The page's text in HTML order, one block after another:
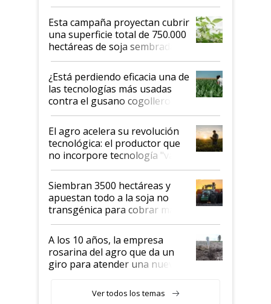
Esta campaña proyectan cubrir
una superficie total de 750.000
hectáreas de soja sembradas
con una nueva generación de
variedades que marcan un
salto tecnológico en genética y
rendimiento
¿Está perdiendo eficacia una de
las tecnologías más usadas
contra el gusano cogollero? El
desafío de una tecnología clave
El agro acelera su revolución
tecnológica: el productor que
no incorpore tecnología "va a
perder el tren"
Siembran 3500 hectáreas y
apuestan todo a la soja no
transgénica para cobrar más
por tonelada: compraron un
semillero
A los 10 años, la empresa
rosarina del agro que da un
giro para atender una nueva
Ver todos los temas